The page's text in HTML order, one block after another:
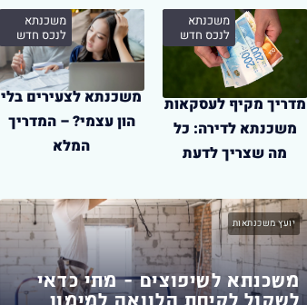
משכנתא
לנכס חדש
מדריך מקיף לעסקאות
משכנתא לדירה: כל
מה שצריך לדעת
משכנתא
לנכס חדש
משכנתא לצעירים בלי
הון עצמי? – המדריך
המלא
יועץ משכנתאות
משכנתא לשיפוצים – מתי כדאי
לשקול לקיחת הלוואה למימון